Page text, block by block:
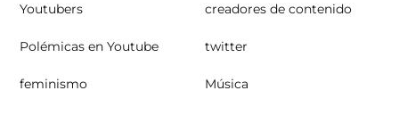
Youtubers creadores de contenido
Polémicas en Youtube twitter
feminismo Música